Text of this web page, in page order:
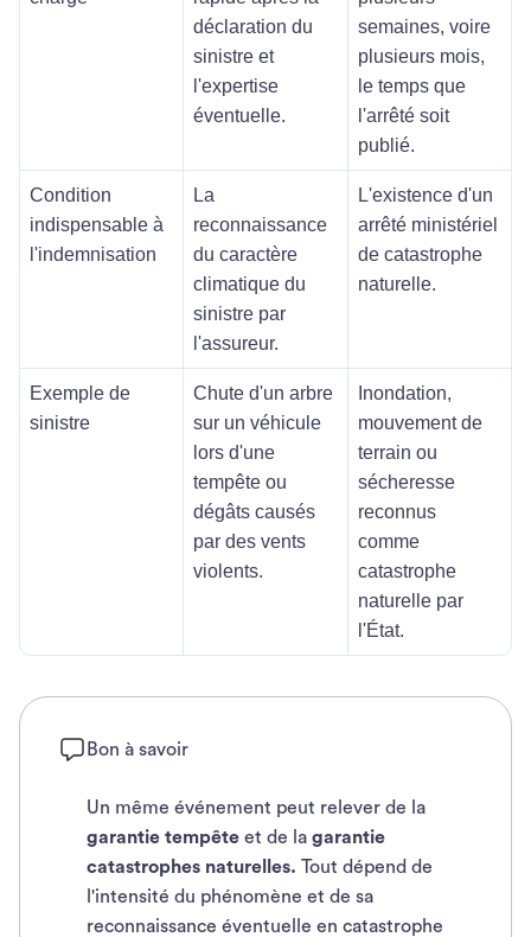
déclaration du
sinistre et
l'expertise
éventuelle.
semaines, voire
plusieurs mois,
le temps que
l'arrêté soit
publié.
Condition
indispensable à
l'indemnisation
La
reconnaissance
du caractère
climatique du
sinistre par
l'assureur.
L'existence d'un
arrêté ministériel
de catastrophe
naturelle.
Exemple de
sinistre
Chute d'un arbre
sur un véhicule
lors d'une
tempête ou
dégâts causés
par des vents
violents.
Inondation,
mouvement de
terrain ou
sécheresse
reconnus
comme
catastrophe
naturelle par
l'État.
Bon à savoir
Un même événement peut relever de la
garantie tempête et de la garantie
catastrophes naturelles. Tout dépend de
l'intensité du phénomène et de sa
reconnaissance éventuelle en catastrophe